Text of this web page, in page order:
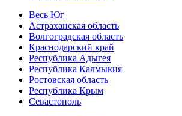
Весь Юг
Астраханская область
Волгоградская область
Краснодарский край
Республика Адыгея
Республика Калмыкия
Ростовская область
Республика Крым
Севастополь